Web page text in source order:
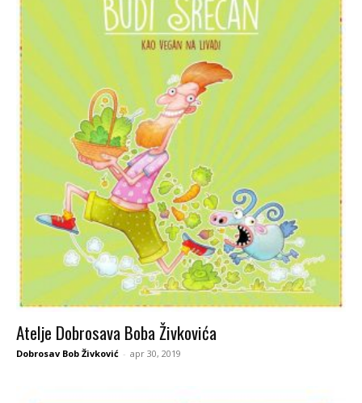
Atelje Dobrosava Boba Živkovića
Dobrosav Bob Živković - apr 30, 2019